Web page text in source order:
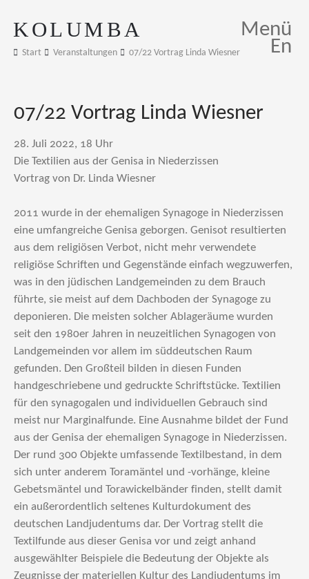
KOLUMBA
Start Veranstaltungen 07/22 Vortrag Linda Wiesner
Menü
En
07/22 Vortrag Linda Wiesner
28. Juli 2022, 18 Uhr
Die Textilien aus der Genisa in Niederzissen
Vortrag von Dr. Linda Wiesner
2011 wurde in der ehemaligen Synagoge in Niederzissen
eine umfangreiche Genisa geborgen. Genisot resultierten
aus dem religiösen Verbot, nicht mehr verwendete
religiöse Schriften und Gegenstände einfach wegzuwerfen,
was in den jüdischen Landgemeinden zu dem Brauch
führte, sie meist auf dem Dachboden der Synagoge zu
deponieren. Die meisten solcher Ablageräume wurden
seit den 1980er Jahren in neuzeitlichen Synagogen von
Landgemeinden vor allem im süddeutschen Raum
gefunden. Den Großteil bilden in diesen Funden
handgeschriebene und gedruckte Schriftstücke. Textilien
für den synagogalen und individuellen Gebrauch sind
meist nur Marginalfunde. Eine Ausnahme bildet der Fund
aus der Genisa der ehemaligen Synagoge in Niederzissen.
Der rund 300 Objekte umfassende Textilbestand, in dem
sich unter anderem Toramäntel und -vorhänge, kleine
Gebetsmäntel und Torawickelbänder finden, stellt damit
ein außerordentlich seltenes Kulturdokument des
deutschen Landjudentums dar. Der Vortrag stellt die
Textilfunde aus dieser Genisa vor und zeigt anhand
ausgewählter Beispiele die Bedeutung der Objekte als
Zeugnisse der materiellen Kultur des Landjudentums im